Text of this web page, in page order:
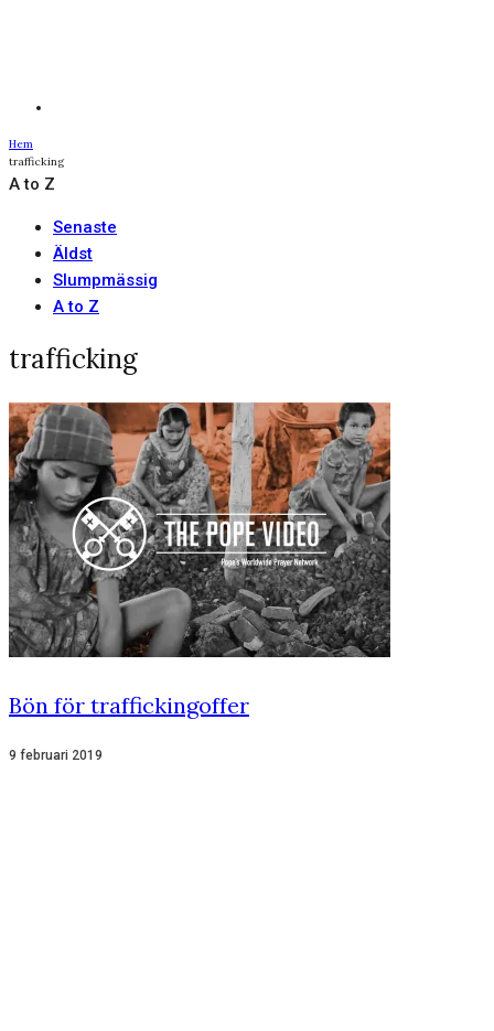
Hem
trafficking
A to Z
Senaste
Äldst
Slumpmässig
A to Z
trafficking
Bön för traffickingoffer
9 februari 2019